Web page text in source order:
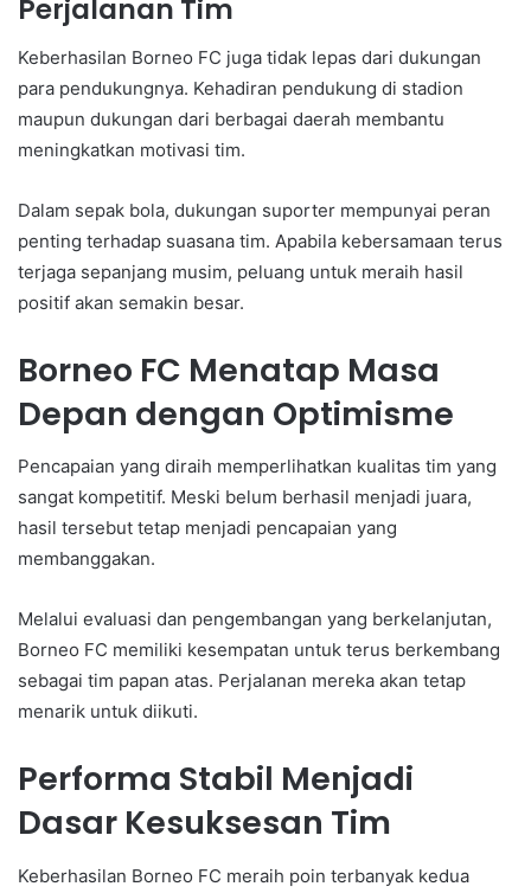
Perjalanan Tim
Keberhasilan Borneo FC juga tidak lepas dari dukungan
para pendukungnya. Kehadiran pendukung di stadion
maupun dukungan dari berbagai daerah membantu
meningkatkan motivasi tim.
Dalam sepak bola, dukungan suporter mempunyai peran
penting terhadap suasana tim. Apabila kebersamaan terus
terjaga sepanjang musim, peluang untuk meraih hasil
positif akan semakin besar.
Borneo FC Menatap Masa
Depan dengan Optimisme
Pencapaian yang diraih memperlihatkan kualitas tim yang
sangat kompetitif. Meski belum berhasil menjadi juara,
hasil tersebut tetap menjadi pencapaian yang
membanggakan.
Melalui evaluasi dan pengembangan yang berkelanjutan,
Borneo FC memiliki kesempatan untuk terus berkembang
sebagai tim papan atas. Perjalanan mereka akan tetap
menarik untuk diikuti.
Performa Stabil Menjadi
Dasar Kesuksesan Tim
Keberhasilan Borneo FC meraih poin terbanyak kedua